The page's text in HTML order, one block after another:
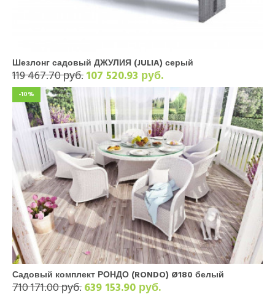
Шезлонг садовый ДЖУЛИЯ (JULIA) серый
119 467.70 руб.107 520.93 руб.
-10%
Садовый комплект РОНДО (RONDO) Ø180 белый
710 171.00 руб.639 153.90 руб.